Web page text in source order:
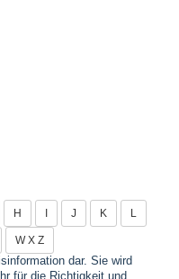
H I J K L
W X Z
dar. Sie wird
für die Richtigkeit und